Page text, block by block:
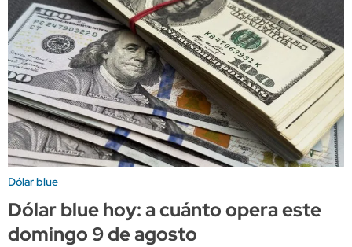
Dólar blue
Dólar blue hoy: a cuánto opera este
domingo 9 de agosto